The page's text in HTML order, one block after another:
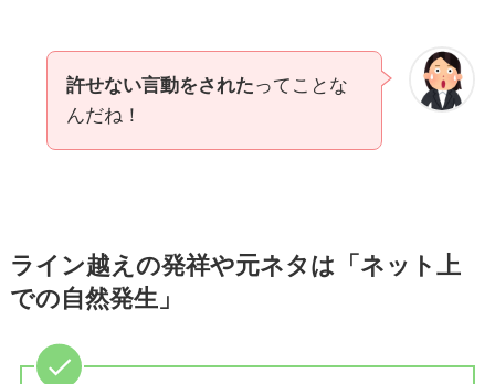
許せない言動をされたってことな
んだね！
ライン越えの発祥や元ネタは「ネット上
での自然発生」